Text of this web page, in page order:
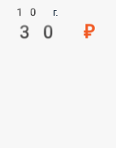
10 г.
30 ₽